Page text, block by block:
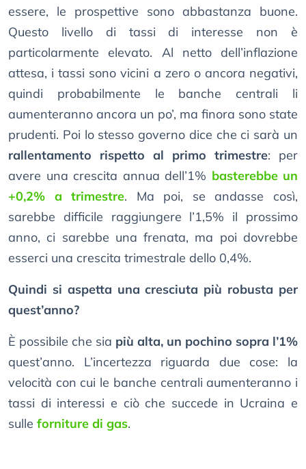
essere, le prospettive sono abbastanza buone.
Questo livello di tassi di interesse non è
particolarmente elevato. Al netto dell’inflazione
attesa, i tassi sono vicini a zero o ancora negativi,
quindi probabilmente le banche centrali li
aumenteranno ancora un po’, ma finora sono state
prudenti. Poi lo stesso governo dice che ci sarà un
rallentamento rispetto al primo trimestre: per
avere una crescita annua dell’1% basterebbe un
+0,2% a trimestre. Ma poi, se andasse così,
sarebbe difficile raggiungere l’1,5% il prossimo
anno, ci sarebbe una frenata, ma poi dovrebbe
esserci una crescita trimestrale dello 0,4%.
Quindi si aspetta una cresciuta più robusta per
quest’anno?
È possibile che sia più alta, un pochino sopra l’1%
quest’anno. L’incertezza riguarda due cose: la
velocità con cui le banche centrali aumenteranno i
tassi di interessi e ciò che succede in Ucraina e
sulle forniture di gas.